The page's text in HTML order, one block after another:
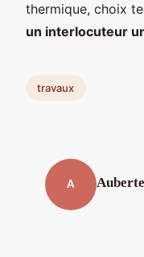
thermique, choix
un interlocuteur
travaux
A Auberte